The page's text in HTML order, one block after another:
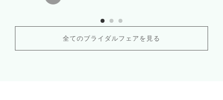
全てのブライダルフェアを見る